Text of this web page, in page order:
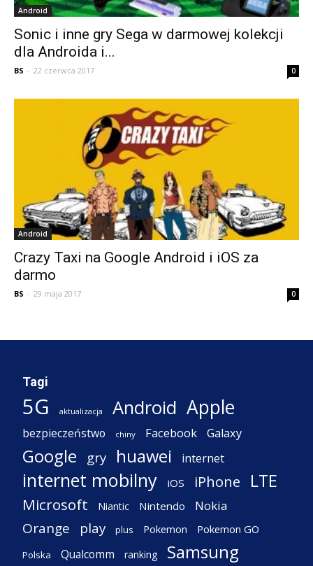
Android
Sonic i inne gry Sega w darmowej kolekcji
dla Androida i...
BS - 22 czerwca 2017 0
Android
Crazy Taxi na Google Android i iOS za
darmo
BS - 29 maja 2017 0
Tagi
5G aktualizacja Android Apple
bezpieczeństwo chiny Facebook Galaxy
Google gry huawei internet
internet mobilny iOS iPhone LTE
Microsoft Niantic Nintendo Nokia
Orange play plus Pokemon Pokemon GO
Polska Qualcomm ranking Samsung